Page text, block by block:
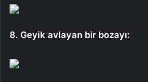
8. Geyik avlayan bir bozayı: